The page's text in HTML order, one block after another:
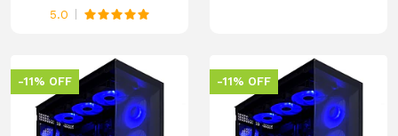
5.0
-11% OFF -11% OFF